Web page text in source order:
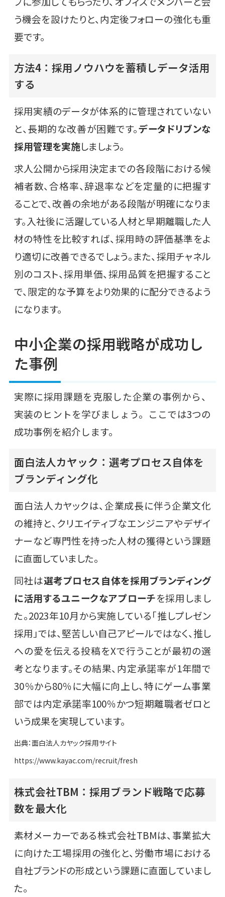
う機会を設けたりと、内定後フォローの強化も重
要です。
方法4：採用ノウハウを蓄積しデータ活用
する
採用実績のデータが体系的に管理されていない
と、長期的な改善が困難です。データドリブンな
採用管理を実施しましょう。
求人公開から採用決定までの各段階における候
補者数、合格率、辞退率などを定量的に把握す
ることで、改善の余地がある段階が明確になりま
す。入社後に活躍している人材と早期離職した人
材の特性を比較すれば、採用時の評価基準をよ
り適切に改善できるでしょう。また、採用チャネル
別のコスト、採用単価、採用品質を把握すること
で、限定的な予算をより効果的に配分できるよう
になります。
中小企業の採用戦略が成功し
た事例
実際に採用課題を克服した企業の事例から、
実装のヒントを学びましょう。ここでは3つの
成功事例を紹介します。
面白法人カヤック：選考プロセス自体を
ブランディング化
面白法人カヤックは、企業成長に伴う企業文化
の維持と、クリエイティブなエンジニアやデザイ
ナーなど専門性を持った人材の獲得という課題
に直面していました。
同社は選考プロセス自体を採用ブランディング
に活用するユニークなアプローチを採用しまし
た。2023年10月から実施している「推しプレゼン
採用」では、堅苦しい自己アピールではなく、推し
への愛を伝える投稿をXで行うことが最初の選
考となります。その結果、内定承諾率が1年間で
30％から80％に大幅に向上し、特にゲーム事業
部では内定承諾率100％かつ短期離職者ゼロと
いう成果を実現しています。
出典：面白法人カヤック採用サイト
https://www.kayac.com/recruit/fresh
株式会社TBM：採用ブランド戦略で応募
数を最大化
素材メーカーである株式会社TBMは、事業拡大
に向けた工場採用の強化と、労働市場における
自社ブランドの形成という課題に直面していまし
た。